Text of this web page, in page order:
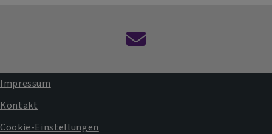
Kontaktformular
Fußbereichsmenü
Impressum
Kontakt
Cookie-Einstellungen